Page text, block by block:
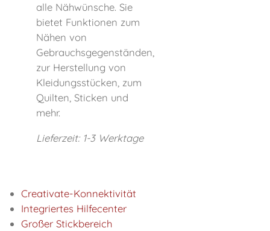
alle Nähwünsche. Sie
bietet Funktionen zum
Nähen von
Gebrauchsgegenständen,
zur Herstellung von
Kleidungsstücken, zum
Quilten, Sticken und
mehr.
Lieferzeit: 1-3 Werktage
Creativate-Konnektivität
Integriertes Hilfecenter
Großer Stickbereich